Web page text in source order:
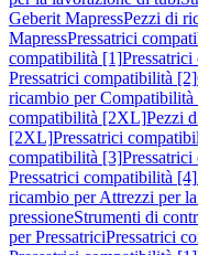
Geberit MapressPezzi di
MapressPressatrici
compatibilità [1]
Pressatrici compatibilità [2]
ricambio per
compatibilità [2XL]Pezzi
[2XL]Pressatrici
compatibilità [3]
Pressatrici compatibilità [4]
ricambio per Attrezzi per
pressioneStrumenti di
per PressatriciPressatrici